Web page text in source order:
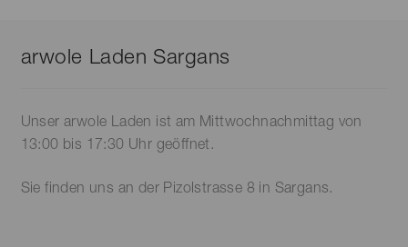
arwole Laden Sargans
Unser arwole Laden ist am Mittwochnachmittag von
13:00 bis 17:30 Uhr geöffnet.
Sie finden uns an der Pizolstrasse 8 in Sargans.